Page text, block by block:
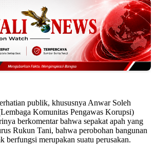
publik, khususnya Anwar Soleh
Komunitas Pengawas Korupsi)
berkomentar bahwa sepakat apah yang
Rukun Tani, bahwa perobohan bangunan
berfungsi merupakan suatu perusakan.